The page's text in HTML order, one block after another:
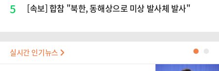
5 [속보] 합참 "북한, 동해상으로 미상 발사체 발사"
실시간 인기뉴스 ●